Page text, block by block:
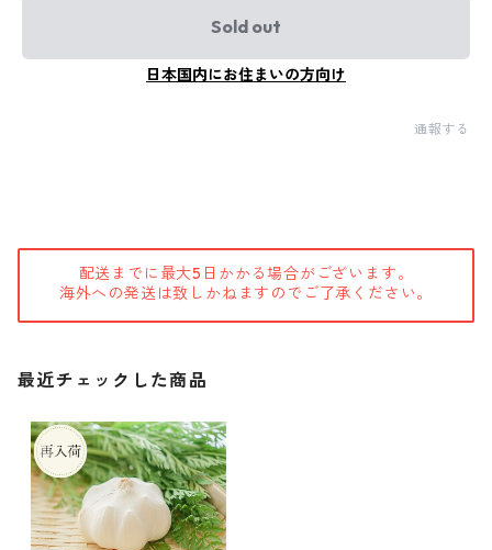
Sold out
日本国内にお住まいの方向け
通報する
配送までに最大5日かかる場合がございます。
海外への発送は致しかねますのでご了承ください。
最近チェックした商品